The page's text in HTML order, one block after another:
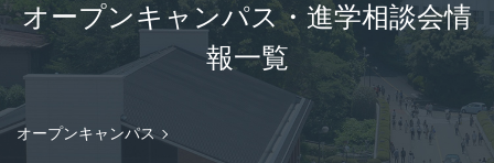
オープンキャンパス・進学相談会情
報一覧
オープンキャンパス